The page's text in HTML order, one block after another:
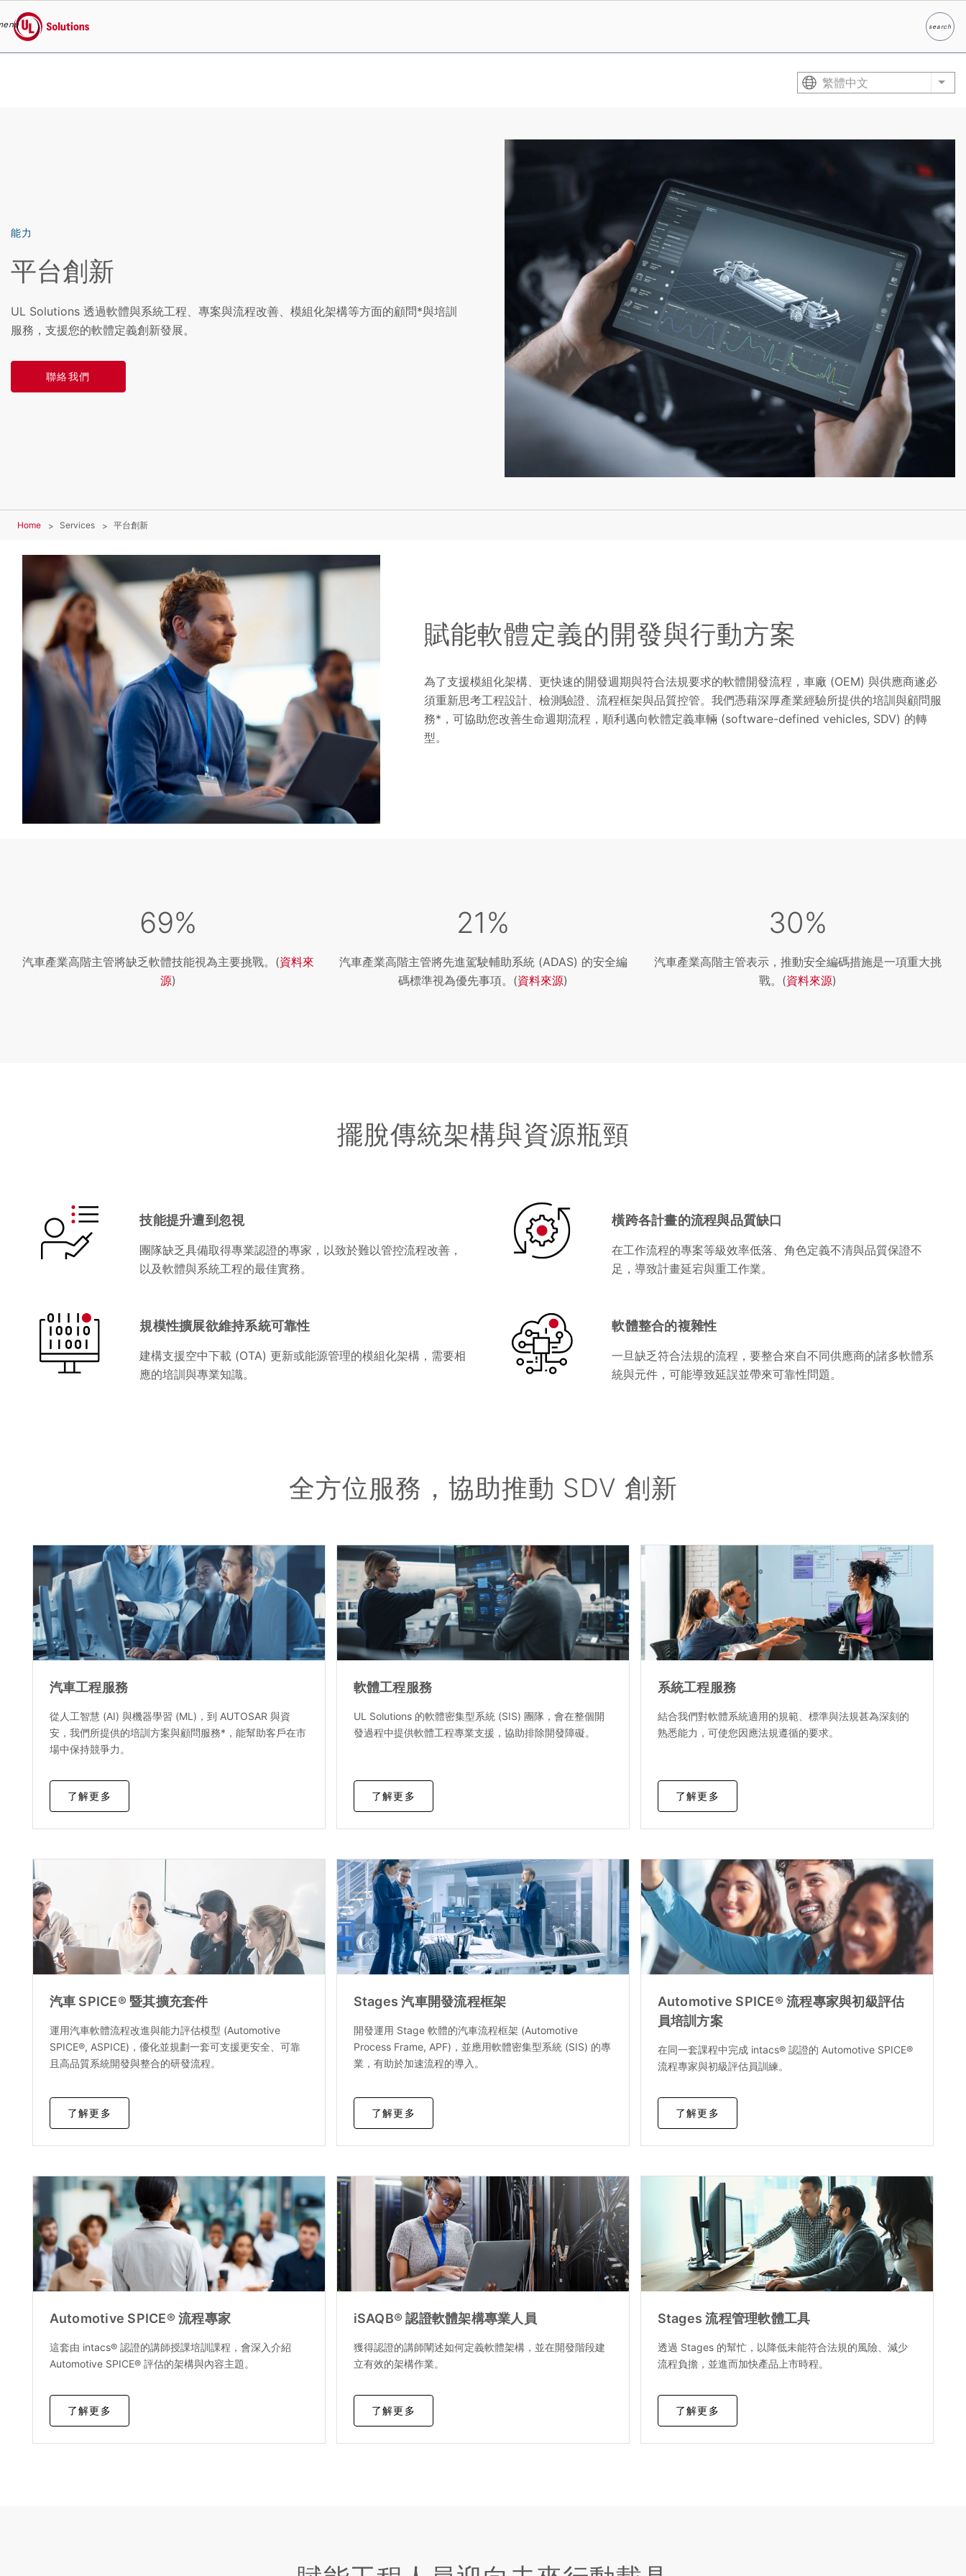
UL Solutions
searchSearch
繁體中文 List
能力
平台創新
UL Solutions 透過軟體與系統工程、專案與流程改善、模組化架構等方面的顧問*與培訓
服務，支援您的軟體定義創新發展。
聯絡我們
Home Services 平台創新
賦能軟體定義的開發與行動方案
為了支援模組化架構、更快速的開發週期與符合法規要求的軟體開發流程，車廠 (OEM) 與供應商遂必
須重新思考工程設計、檢測驗證、流程框架與品質控管。我們憑藉深厚產業經驗所提供的培訓與顧問服
務*，可協助您改善生命週期流程，順利邁向軟體定義車輛 (software-defined vehicles, SDV) 的轉
型。
69%
汽車產業高階主管將缺乏軟體技能視為主要挑戰。(資料來
源)
21%
汽車產業高階主管將先進駕駛輔助系統 (ADAS) 的安全編
碼標準視為優先事項。(資料來源)
30%
汽車產業高階主管表示，推動安全編碼措施是一項重大挑
戰。(資料來源)
擺脫傳統架構與資源瓶頸
技能提升遭到忽視
團隊缺乏具備取得專業認證的專家，以致於難以管控流程改善，
以及軟體與系統工程的最佳實務。
橫跨各計畫的流程與品質缺口
在工作流程的專案等級效率低落、角色定義不清與品質保證不
足，導致計畫延宕與重工作業。
規模性擴展欲維持系統可靠性
建構支援空中下載 (OTA) 更新或能源管理的模組化架構，需要相
應的培訓與專業知識。
軟體整合的複雜性
一旦缺乏符合法規的流程，要整合來自不同供應商的諸多軟體系
統與元件，可能導致延誤並帶來可靠性問題。
全方位服務，協助推動 SDV 創新
汽車工程服務
從人工智慧 (AI) 與機器學習 (ML)，到 AUTOSAR 與資
安，我們所提供的培訓方案與顧問服務*，能幫助客戶在市
場中保持競爭力。
了解更多
軟體工程服務
UL Solutions 的軟體密集型系統 (SIS) 團隊，會在整個開
發過程中提供軟體工程專業支援，協助排除開發障礙。
了解更多
系統工程服務
結合我們對軟體系統適用的規範、標準與法規甚為深刻的
熟悉能力，可使您因應法規遵循的要求。
了解更多
汽車 SPICE® 暨其擴充套件
運用汽車軟體流程改進與能力評估模型 (Automotive
SPICE®, ASPICE)，優化並規劃一套可支援更安全、可靠
且高品質系統開發與整合的研發流程。
了解更多
Stages 汽車開發流程框架
開發運用 Stage 軟體的汽車流程框架 (Automotive
Process Frame, APF)，並應用軟體密集型系統 (SIS) 的專
業，有助於加速流程的導入。
了解更多
Automotive SPICE® 流程專家與初級評估
員培訓方案
在同一套課程中完成 intacs® 認證的 Automotive SPICE®
流程專家與初級評估員訓練。
了解更多
Automotive SPICE® 流程專家
這套由 intacs® 認證的講師授課培訓課程，會深入介紹
Automotive SPICE® 評估的架構與內容主題。
了解更多
iSAQB® 認證軟體架構專業人員
獲得認證的講師闡述如何定義軟體架構，並在開發階段建
立有效的架構作業。
了解更多
Stages 流程管理軟體工具
透過 Stages 的幫忙，以降低未能符合法規的風險、減少
流程負擔，並進而加快產品上市時程。
了解更多